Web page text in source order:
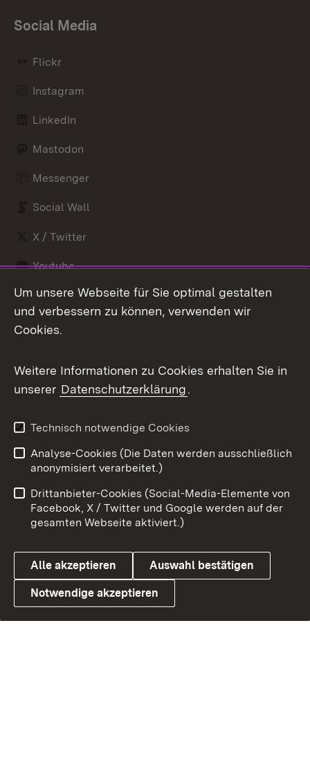
Social Media
Flickr
Instagram
LinkedIn
Mastodon
Messenger
Social Wall
X / Twitter
Youtube
Link zum Landesportal
Impressum
Datenschutz
Cookies
Um unsere Webseite für Sie optimal gestalten
und verbessern zu können, verwenden wir
Cookies.
Weitere Informationen zu Cookies erhalten Sie in
unserer Datenschutzerklärung.
Technisch notwendige Cookies
Analyse-Cookies (Die Daten werden ausschließlich
anonymisiert verarbeitet.)
Drittanbieter-Cookies (Social-Media-Elemente von
Facebook, X / Twitter und Google werden auf der
gesamten Webseite aktiviert.)
Alle akzeptieren Auswahl bestätigen
Notwendige akzeptieren